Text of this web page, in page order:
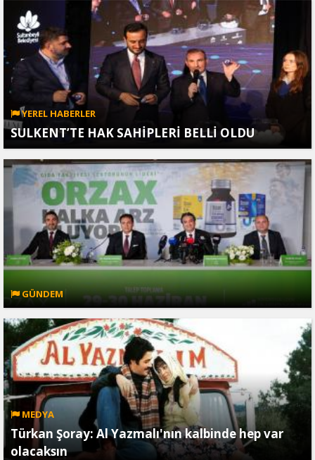
YEREL HABERLER
SULKENT’TE HAK SAHİPLERİ BELLİ OLDU
GÜNDEM
MEDYA
Türkan Şoray: Al Yazmalı'nın kalbinde hep var
olacaksın